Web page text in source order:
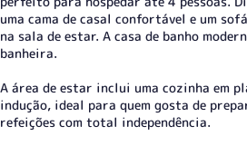
uma cama de casal confortável e um
na sala de estar. A casa de banho
banheira.
A área de estar inclui uma cozinha em
indução, ideal para quem gosta de
refeições com total independência.